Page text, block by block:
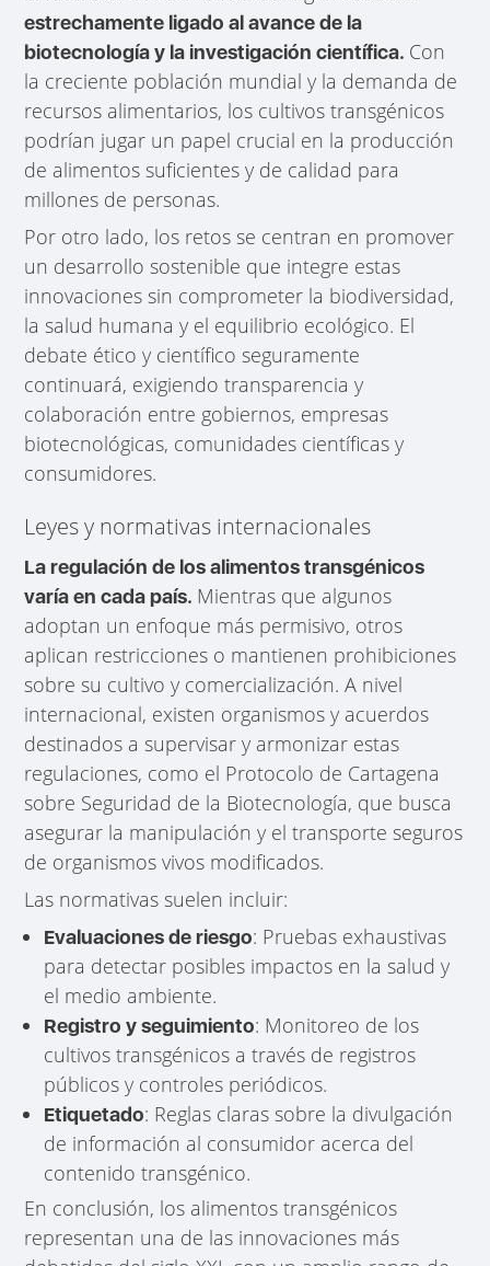
estrechamente ligado al avance de la
biotecnología y la investigación científica. Con
la creciente población mundial y la demanda de
recursos alimentarios, los cultivos transgénicos
podrían jugar un papel crucial en la producción
de alimentos suficientes y de calidad para
millones de personas.
Por otro lado, los retos se centran en promover
un desarrollo sostenible que integre estas
innovaciones sin comprometer la biodiversidad,
la salud humana y el equilibrio ecológico. El
debate ético y científico seguramente
continuará, exigiendo transparencia y
colaboración entre gobiernos, empresas
biotecnológicas, comunidades científicas y
consumidores.
Leyes y normativas internacionales
La regulación de los alimentos transgénicos
varía en cada país. Mientras que algunos
adoptan un enfoque más permisivo, otros
aplican restricciones o mantienen prohibiciones
sobre su cultivo y comercialización. A nivel
internacional, existen organismos y acuerdos
destinados a supervisar y armonizar estas
regulaciones, como el Protocolo de Cartagena
sobre Seguridad de la Biotecnología, que busca
asegurar la manipulación y el transporte seguros
de organismos vivos modificados.
Las normativas suelen incluir:
Evaluaciones de riesgo: Pruebas exhaustivas
para detectar posibles impactos en la salud y
el medio ambiente.
Registro y seguimiento: Monitoreo de los
cultivos transgénicos a través de registros
públicos y controles periódicos.
Etiquetado: Reglas claras sobre la divulgación
de información al consumidor acerca del
contenido transgénico.
En conclusión, los alimentos transgénicos
representan una de las innovaciones más